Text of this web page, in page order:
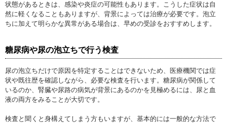
状態があるときは、感染や炎症の可能性もあります。こうした症状は自
然に軽くなることもありますが、背景によっては治療が必要です。泡立
ちに加えて明らかな異常がある場合は、早めの受診をおすすめします。
糖尿病や尿の泡立ちで行う検査
尿の泡立ちだけで原因を特定することはできないため、医療機関では症
状や既往歴を確認しながら、必要な検査を行います。糖尿病が関係して
いるのか、腎臓や尿路の病気が背景にあるのかを見極めるには、尿と血
液の両方をみることが大切です。
検査と聞くと身構えてしまう方もいますが、基本的には一般的な方法で